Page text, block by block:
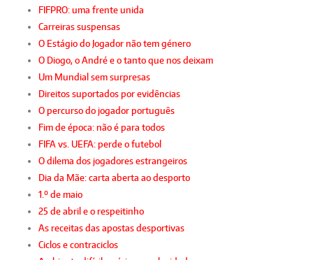
FIFPRO: uma frente unida
Carreiras suspensas
O Estágio do Jogador não tem género
O Diogo, o André e o tanto que nos deixam
Um Mundial sem surpresas
Direitos suportados por evidências
O percurso do jogador português
Fim de época: não é para todos
FIFA vs. UEFA: perde o futebol
O dilema dos jogadores estrangeiros
Dia da Mãe: carta aberta ao desporto
1.º de maio
25 de abril e o respeitinho
As receitas das apostas desportivas
Ciclos e contraciclos